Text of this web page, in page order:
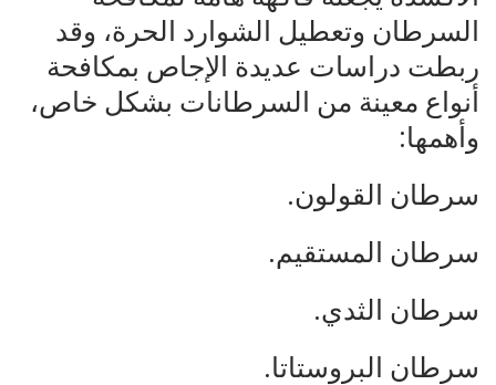
السرطان وتعطيل الشوارد الحرة، وقد
ربطت دراسات عديدة الإجاص بمكافحة
أنواع معينة من السرطانات بشكل خاص،
وأهمها:
سرطان القولون.
سرطان المستقيم.
سرطان الثدي.
سرطان البروستاتا.